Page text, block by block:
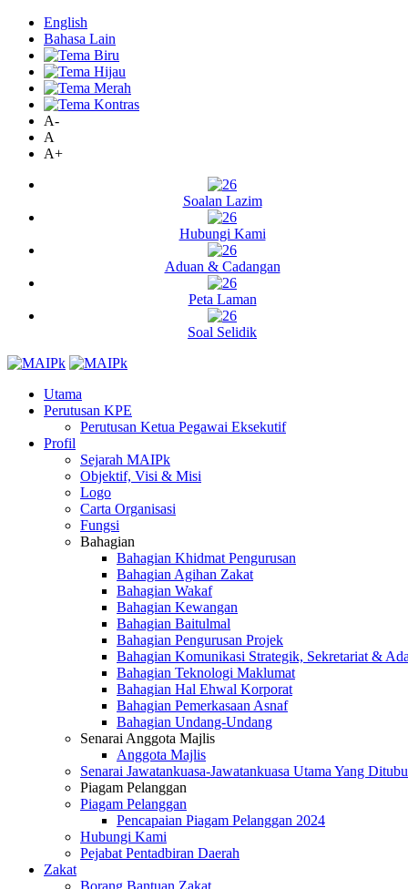
English
Bahasa Lain
A-
A
A+
Soalan Lazim
Hubungi Kami
Aduan & Cadangan
Peta Laman
Soal Selidik
Utama
Perutusan KPE
Perutusan Ketua Pegawai Eksekutif
Profil
Sejarah MAIPk
Objektif, Visi & Misi
Logo
Carta Organisasi
Fungsi
Bahagian
Bahagian Khidmat Pengurusan
Bahagian Agihan Zakat
Bahagian Wakaf
Bahagian Kewangan
Bahagian Baitulmal
Bahagian Pengurusan Projek
Bahagian Komunikasi Strategik, Sekretariat &
Bahagian Teknologi Maklumat
Bahagian Hal Ehwal Korporat
Bahagian Pemerkasaan Asnaf
Bahagian Undang-Undang
Senarai Anggota Majlis
Anggota Majlis
Senarai Jawatankuasa-Jawatankuasa Utama Yang
Piagam Pelanggan
Piagam Pelanggan
Pencapaian Piagam Pelanggan 2024
Hubungi Kami
Pejabat Pentadbiran Daerah
Zakat
Borang Bantuan Zakat